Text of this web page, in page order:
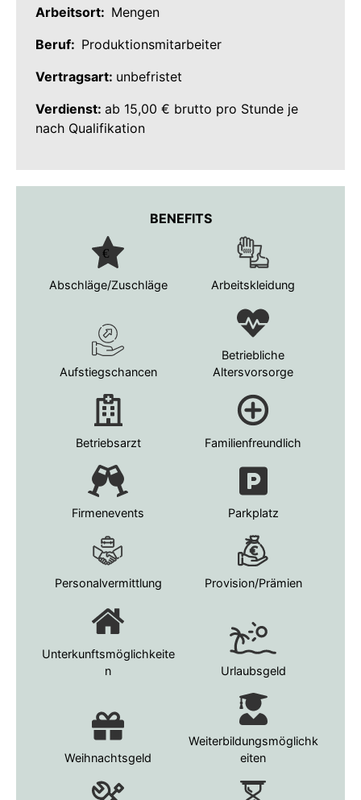
Arbeitsort: Mengen
Beruf: Produktionsmitarbeiter
Vertragsart: unbefristet
Verdienst: ab 15,00 € brutto pro Stunde je
nach Qualifikation
BENEFITS
Abschläge/Zuschläge Arbeitskleidung
Aufstiegschancen
Betriebliche
Altersvorsorge
Betriebsarzt Familienfreundlich
Firmenevents Parkplatz
Personalvermittlung Provision/Prämien
Unterkunftsmöglichkeite
n
Urlaubsgeld
Weihnachtsgeld
Weiterbildungsmöglichk
eiten